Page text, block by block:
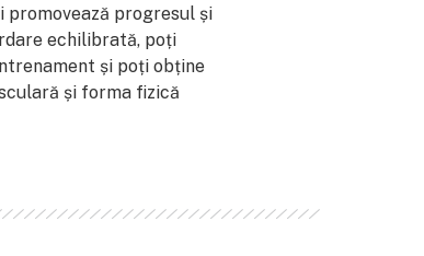
promovează progresul și
echilibrată, poți
și poți obține
și forma fizică